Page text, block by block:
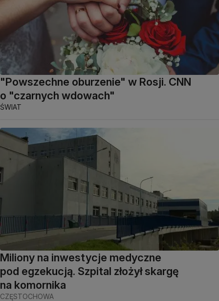
"Powszechne oburzenie" w Rosji. CNN
o "czarnych wdowach"
ŚWIAT
Miliony na inwestycje medyczne
pod egzekucją. Szpital złożył skargę
na komornika
CZĘSTOCHOWA